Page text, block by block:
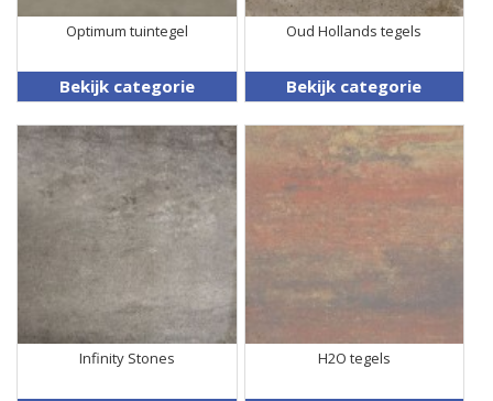
Optimum tuintegel
Bekijk categorie
Oud Hollands tegels
Bekijk categorie
Infinity Stones H2O tegels